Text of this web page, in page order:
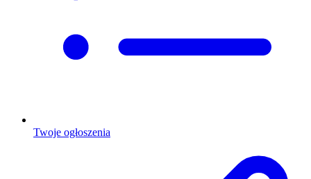
Twoje ogłoszenia